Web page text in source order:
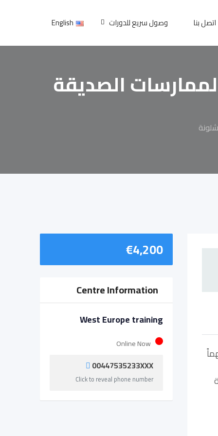
اتصل بنا وصول سريع للدورات English
الصديقة
€4,200
Centre Information
West Europe training
Online Now
00447535233XXX
Click to reveal phone number